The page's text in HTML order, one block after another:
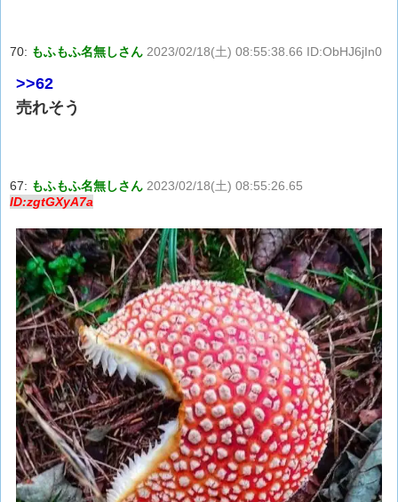
70: もふもふ名無しさん 2023/02/18(土) 08:55:38.66 ID:ObHJ6jIn0
>>62
売れそう
67: もふもふ名無しさん 2023/02/18(土) 08:55:26.65
ID:zgtGXyA7a